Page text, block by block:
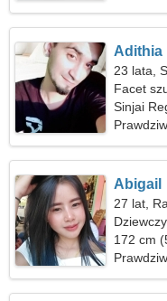
Adithia
23 lata,
Facet
Sinjai
Abigail
27 lat,
172 cm